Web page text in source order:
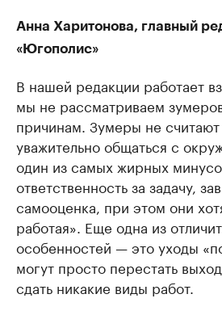
Анна Харитонова, главный
«Югополис»
В нашей редакции работает
мы не рассматриваем
причинам. Зумеры не
уважительно общаться с
один из самых жирных
ответственность за задачу,
самооценка, при этом они
работая». Еще одна из
особенностей — это уходы
могут просто перестать
сдать никакие виды работ.